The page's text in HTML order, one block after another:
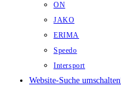
ON
JAKO
ERIMA
Speedo
Intersport
Website-Suche umschalten